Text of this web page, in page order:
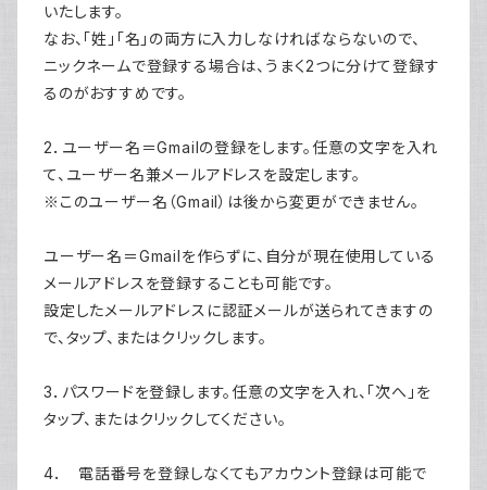
いたします。
なお、「姓」「名」の両方に入力しなければならないので、
ニックネームで登録する場合は、うまく2つに分けて登録す
るのがおすすめです。
2．ユーザー名＝Gmailの登録をします。任意の文字を入れ
て、ユーザー名兼メールアドレスを設定します。
※このユーザー名（Gmail）は後から変更ができません。
ユーザー名＝Gmailを作らずに、自分が現在使用している
メールアドレスを登録することも可能です。
設定したメールアドレスに認証メールが送られてきますの
で、タップ、またはクリックします。
3．パスワードを登録します。任意の文字を入れ、「次へ」を
タップ、またはクリックしてください。
4．
電話番号を登録しなくてもアカウント登録は可能で